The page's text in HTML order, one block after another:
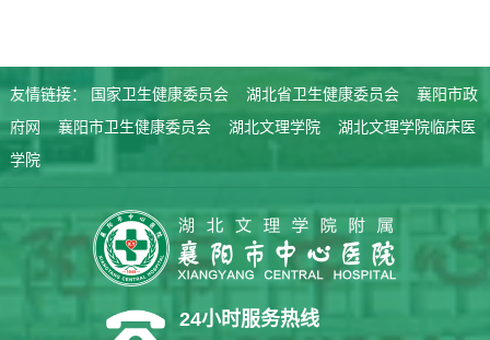
友情链接： 国家卫生健康委员会 湖北省卫生健康委员会
襄阳市政
府网
襄阳市卫生健康委员会 湖北文理学院
湖北文理学院临床医
学院
24小时服务热线